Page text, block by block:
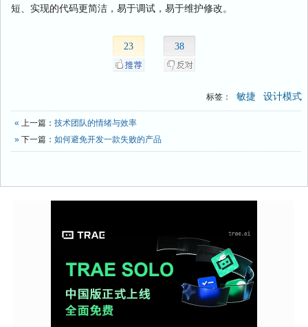
短、实现的代码更简洁，易于调试，易于维护修改。
23 38
标签： 敏捷 设计模式
« 上一篇： 技术团队的情绪与效率
» 下一篇： 如何避免开发一款失败的产品